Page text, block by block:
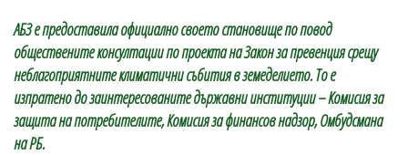
АБЗ е предоставила официално своето становище по повод
обществените консултации по проекта на Закон за превенция срещу
неблагоприятните климатични събития в земеделието. То е
изпратено до заинтересованите държавни институции – Комисия за
защита на потребителите, Комисия за финансов надзор, Омбудсмана
на РБ.